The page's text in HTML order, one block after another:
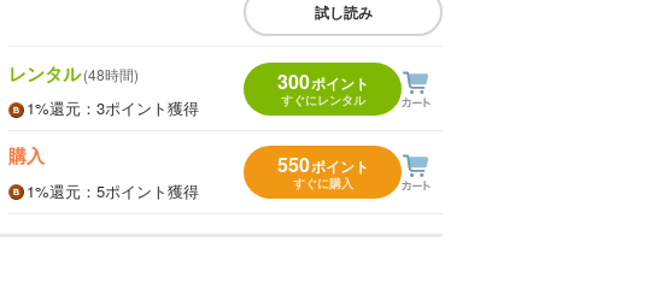
試し読み
レンタル(48時間)
1%還元 ：3ポイント獲得
300ポイント
すぐにレンタル
購入
1%還元 ：5ポイント獲得
550ポイント
すぐに購入